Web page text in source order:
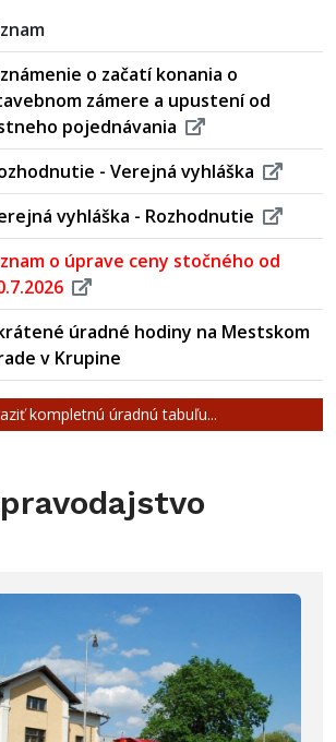
o začatí konania o
zámere a upustení od
pojednávania
- Verejná vyhláška
vyhláška - Rozhodnutie
o úprave ceny stočného od
úradné hodiny na Mestskom
v Krupine
kompletnú úradnú tabuľu...